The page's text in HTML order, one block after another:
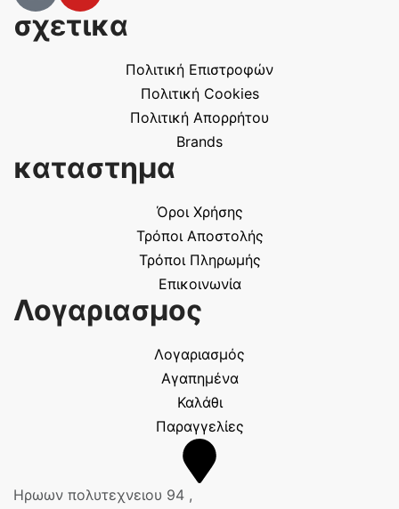
Ηρωων πολυτεχνειου 94 ,
Λογαριασμος
Λογαριασμός
Αγαπημένα
Καλάθι
Παραγγελίες
καταστημα
Όροι Χρήσης
Τρόποι Αποστολής
Τρόποι Πληρωμής
Επικοινωνία
σχετικα
Πολιτική Επιστροφών
Πολιτική Cookies
Πολιτική Απορρήτου
Brands